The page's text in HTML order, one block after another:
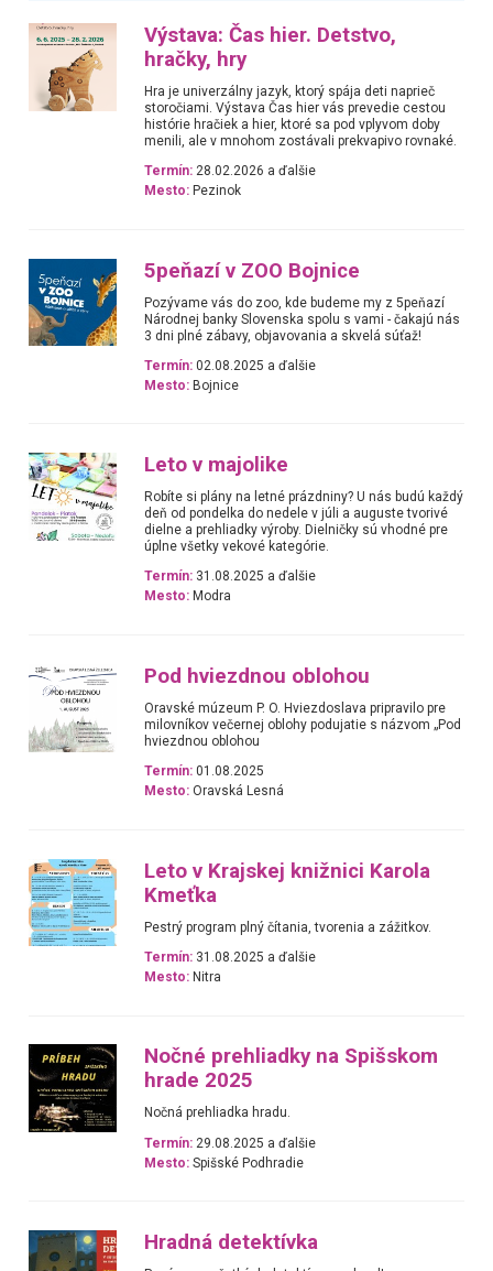
Výstava: Čas hier. Detstvo,
hračky, hry
Hra je univerzálny jazyk, ktorý spája deti naprieč
storočiami. Výstava Čas hier vás prevedie cestou
histórie hračiek a hier, ktoré sa pod vplyvom doby
menili, ale v mnohom zostávali prekvapivo rovnaké.
Termín: 28.02.2026 a ďalšie
Mesto: Pezinok
5peňazí v ZOO Bojnice
Pozývame vás do zoo, kde budeme my z 5peňazí
Národnej banky Slovenska spolu s vami - čakajú nás
3 dni plné zábavy, objavovania a skvelá súťaž!
Termín: 02.08.2025 a ďalšie
Mesto: Bojnice
Leto v majolike
Robíte si plány na letné prázdniny? U nás budú každý
deň od pondelka do nedele v júli a auguste tvorivé
dielne a prehliadky výroby. Dielničky sú vhodné pre
úplne všetky vekové kategórie.
Termín: 31.08.2025 a ďalšie
Mesto: Modra
Pod hviezdnou oblohou
Oravské múzeum P. O. Hviezdoslava pripravilo pre
milovníkov večernej oblohy podujatie s názvom „Pod
hviezdnou oblohou
Termín: 01.08.2025
Mesto: Oravská Lesná
Leto v Krajskej knižnici Karola
Kmeťka
Pestrý program plný čítania, tvorenia a zážitkov.
Termín: 31.08.2025 a ďalšie
Mesto: Nitra
Nočné prehliadky na Spišskom
hrade 2025
Nočná prehliadka hradu.
Termín: 29.08.2025 a ďalšie
Mesto: Spišské Podhradie
Hradná detektívka